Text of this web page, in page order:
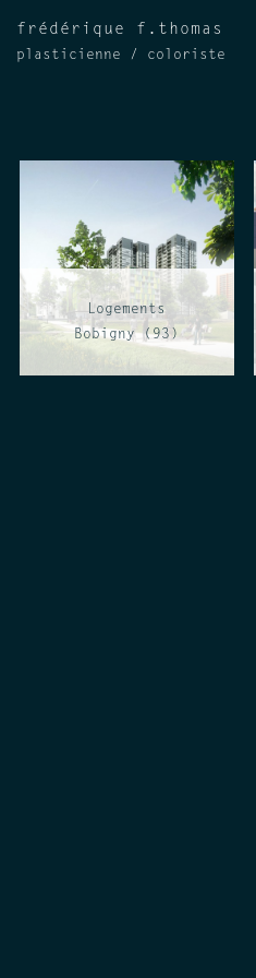
frédérique f.thomas
plasticienne / coloriste
Logements
Bobigny (93)